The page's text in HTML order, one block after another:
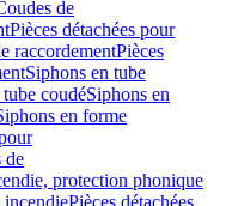
de
Pièces détachées pour
raccordementPièces
Siphons en tube
coudéSiphons en
en forme
de
protection phonique
incendiePièces détachées